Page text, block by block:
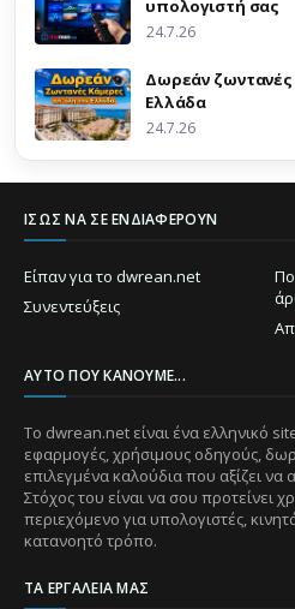
υπολογιστή σας
24.7.26
Δωρεάν
Ελλάδα
24.7.26
ΊΣΩΣ ΝΑ ΣΕ ΕΝΔΙΑΦΈΡΟΥΝ
Είπαν για το dwrean.net
Συνεντεύξεις
ΑΥΤΌ ΠΟΥ ΚΆΝΟΥΜΕ...
Το dwrean.net είναι ένα ελληνικό
εφαρμογές, χρήσιμους οδηγούς,
επιλεγμένα καλούδια που αξίζει να
Στόχος του είναι να σου προτείνει
περιεχόμενο για υπολογιστές,
κατανοητό τρόπο.
ΤΑ ΕΡΓΑΛΕΊΑ ΜΑΣ